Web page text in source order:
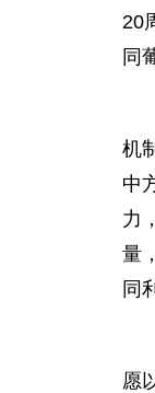
20
同
机
中
力
量
同
愿